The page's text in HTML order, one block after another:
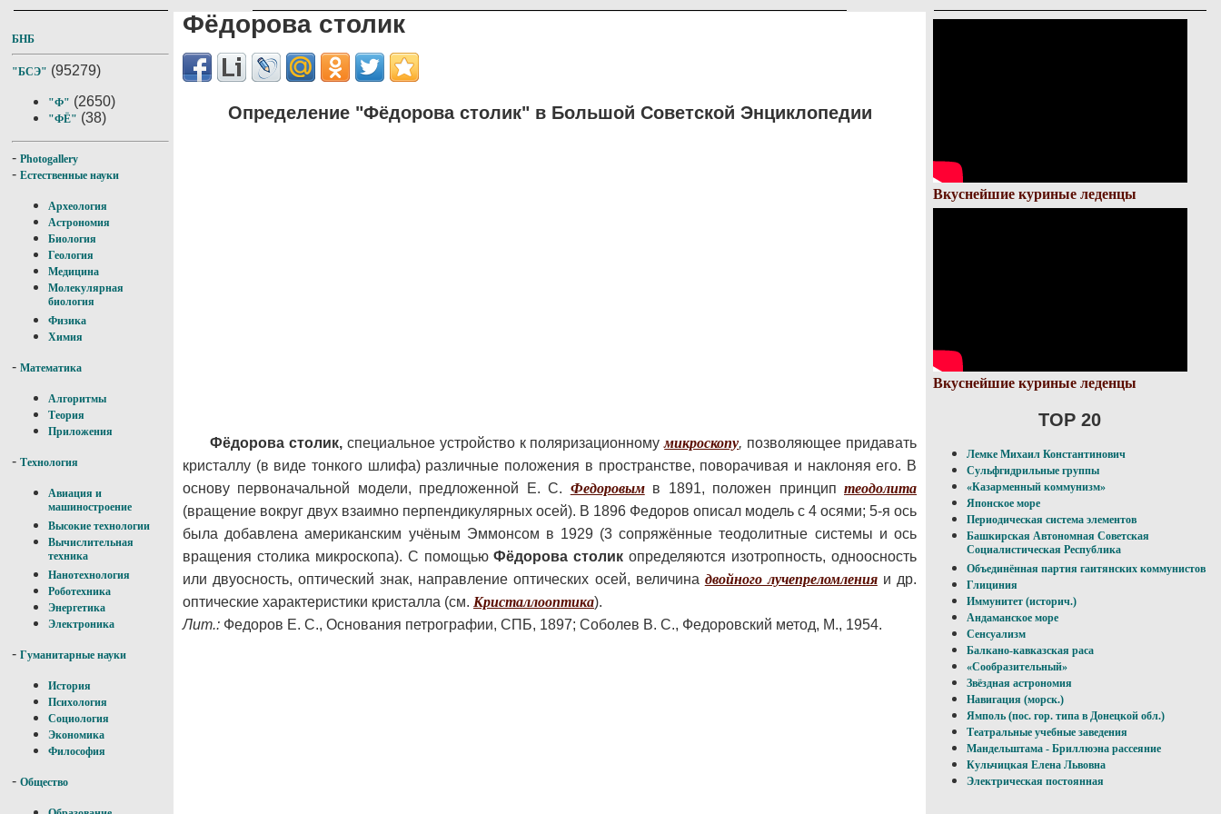
БНБ
"БСЭ" (95279)
"Ф" (2650)
"ФЁ" (38)
- Photogallery
- Естественные науки
Археология
Астрономия
Биология
Геология
Медицина
Молекулярная
биология
Физика
Химия
- Математика
Алгоритмы
Теория
Приложения
- Технология
Авиация и
машиностроение
Высокие технологии
Вычислительная
техника
Нанотехнология
Роботехника
Энергетика
Электроника
- Гуманитарные науки
История
Психология
Социология
Экономика
Философия
- Общество
Фёдорова столик
Определение "Фёдорова столик" в Большой Советской Энциклопедии
Фёдорова столик,специальное устройство к поляризационномумикроскопу, позволяющее придавать
кристаллу (в виде тонкого шлифа) различные положения в пространстве, поворачивая и наклоняя его. В
основу первоначальной модели, предложенной Е. С. Федоровымв 1891, положен принциптеодолита
(вращение вокруг двух взаимно перпендикулярных осей). В 1896 Федоров описал модель с 4 осями; 5-я ось
была добавлена американским учёным Эммонсом в 1929 (3 сопряжённые теодолитные системы и ось
вращения столика микроскопа). С помощьюФёдорова столик определяются изотропность, одноосность
или двуосность, оптический знак, направление оптических осей, величина двойного лучепреломленияи др.
оптические характеристики кристалла (см. Кристаллооптика).
Лит.: Федоров Е. С., Основания петрографии, СПБ, 1897; Соболев В. С., Федоровский метод, М., 1954.
Вкуснейшие куриные леденцы
Вкуснейшие куриные леденцы
TOP 20
Лемке Михаил Константинович
Сульфгидрильные группы
«Казарменный коммунизм»
Японское море
Периодическая система элементов
Башкирская Автономная Советская
Социалистическая Республика
Объединённая партия гаитянских коммунистов
Глициния
Иммунитет (историч.)
Андаманское море
Сенсуализм
Балкано-кавказская раса
«Сообразительный»
Звёздная астрономия
Навигация (морск.)
Ямполь (пос. гор. типа в Донецкой обл.)
Театральные учебные заведения
Мандельштама - Бриллюэна рассеяние
Кульчицкая Елена Львовна
Электрическая постоянная